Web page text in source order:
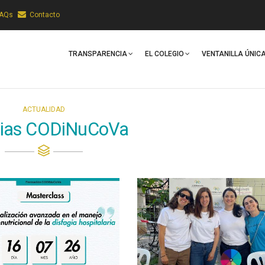
Contacto
Navigation
TRANSPARENCIA EL COLEGIO VENTANILLA
ACTUALIDAD
CODiNuCoVa